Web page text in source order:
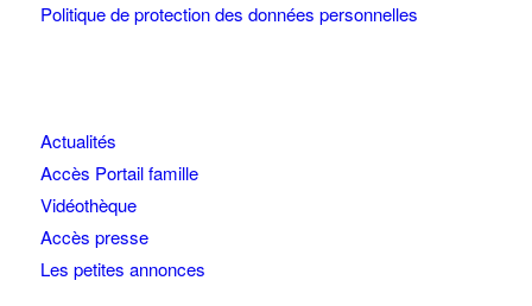
Politique de protection des données personnelles
Actualités
Accès Portail famille
Vidéothèque
Accès presse
Les petites annonces